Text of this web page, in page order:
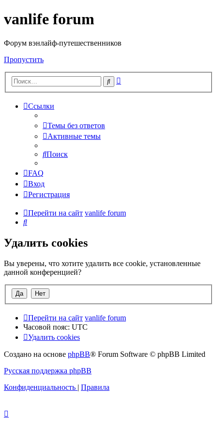
vanlife forum
Форум вэнлайф-путешественников
Пропустить
Поиск
Ссылки
Темы без ответов
Активные темы
Поиск
FAQ
Вход
Регистрация
Перейти на сайт vanlife forum
Поиск
Удалить cookies
Вы уверены, что хотите удалить все cookie, установленные
данной конференцией?
Перейти на сайт vanlife forum
Часовой пояс: UTC
Удалить cookies
Создано на основе phpBB® Forum Software © phpBB Limited
Русская поддержка phpBB
Конфиденциальность | Правила